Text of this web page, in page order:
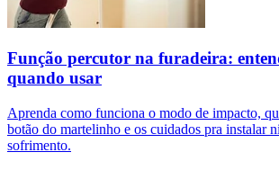
Função percutor na furadeira:
quando usar
Aprenda como funciona o modo de impacto,
botão do martelinho e os cuidados pra instalar
sofrimento.